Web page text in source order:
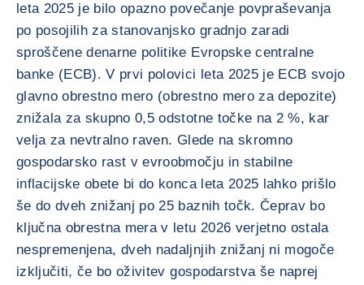
leta 2025 je bilo opazno povečanje povpraševanja
po posojilih za stanovanjsko gradnjo zaradi
sproščene denarne politike Evropske centralne
banke (ECB). V prvi polovici leta 2025 je ECB svojo
glavno obrestno mero (obrestno mero za depozite)
znižala za skupno 0,5 odstotne točke na 2 %, kar
velja za nevtralno raven. Glede na skromno
gospodarsko rast v evroobmočju in stabilne
inflacijske obete bi do konca leta 2025 lahko prišlo
še do dveh znižanj po 25 baznih točk. Čeprav bo
ključna obrestna mera v letu 2026 verjetno ostala
nespremenjena, dveh nadaljnjih znižanj ni mogoče
izključiti, če bo oživitev gospodarstva še naprej